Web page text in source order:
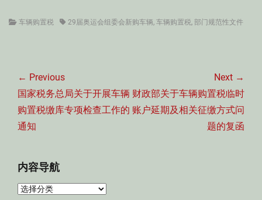
Categories
车辆购置税 Tags29届奥运会组委会新购车辆, 车辆购置税, 部门规范性文件
章
导
航
← Previous
Previous
post:
国家税务总局关于开展车辆
购置税缴库专项检查工作的
通知
Next →
Next
post:
财政部关于车辆购置税临时
账户延期及相关征缴方式问
题的复函
内容导航
内